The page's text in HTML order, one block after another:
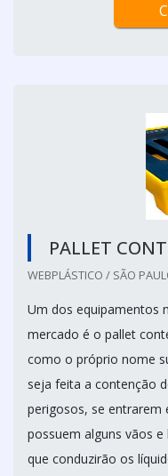
PALLET
WEBPLÁSTICO / SÃO
Um dos equipamentos
mercado é o pallet
como o próprio nome
seja feita a contenção
perigosos, se entrarem
possuem alguns vãos
que conduzirão os